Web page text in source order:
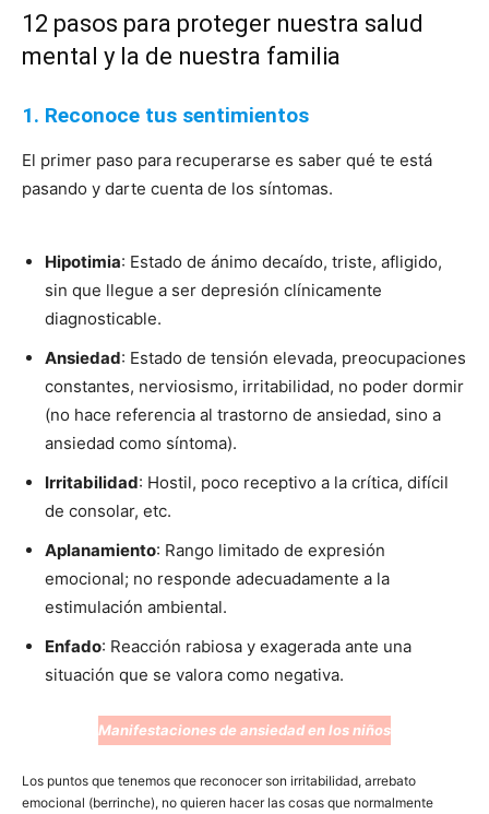
12 pasos para proteger nuestra salud
mental y la de nuestra familia
1. Reconoce tus sentimientos
El primer paso para recuperarse es saber qué te está
pasando y darte cuenta de los síntomas.
Hipotimia: Estado de ánimo decaído, triste, afligido,
sin que llegue a ser depresión clínicamente
diagnosticable.
Ansiedad: Estado de tensión elevada, preocupaciones
constantes, nerviosismo, irritabilidad, no poder dormir
(no hace referencia al trastorno de ansiedad, sino a
ansiedad como síntoma).
Irritabilidad: Hostil, poco receptivo a la crítica, difícil
de consolar, etc.
Aplanamiento: Rango limitado de expresión
emocional; no responde adecuadamente a la
estimulación ambiental.
Enfado: Reacción rabiosa y exagerada ante una
situación que se valora como negativa.
Manifestaciones de ansiedad en los niños
Los puntos que tenemos que reconocer son irritabilidad, arrebato
emocional (berrinche), no quieren hacer las cosas que normalmente